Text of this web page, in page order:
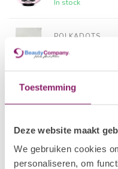
Toestemming
Deze website maakt
We gebruiken cookies
personaliseren, om
POLKADOTS
In stock
I.AM NAIL
Brush Builder
I.AM NAIL
Brush Builder